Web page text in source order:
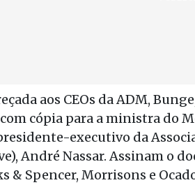
aos CEOs da ADM,
cópia para a ministra do
executivo da
André Nassar. Assinam o
& Spencer, Morrisons e